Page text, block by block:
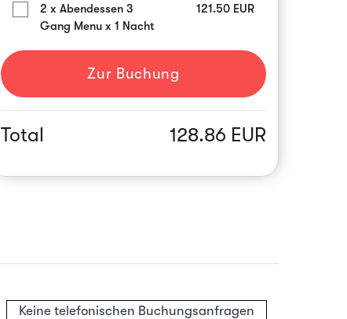
2 x Abendessen 3
Gang Menu x 1 Nacht
121.50 EUR
Zur Buchung
Total 128.86 EUR
Keine telefonischen Buchungsanfragen